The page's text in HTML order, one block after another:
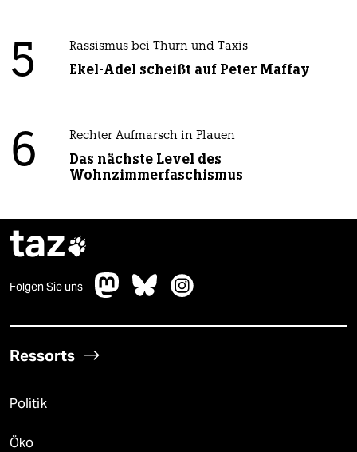
5 Rassismus bei Thurn und Taxis
Ekel-Adel scheißt auf Peter Maffay
6 Rechter Aufmarsch in Plauen
Das nächste Level des
Wohnzimmerfaschismus
taz
Folgen Sie uns
Ressorts
Politik
Öko